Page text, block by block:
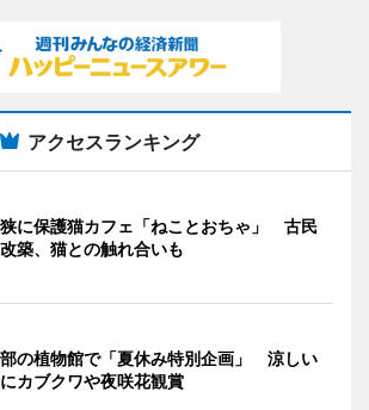
アクセスランキング
に保護猫カフェ「ねことおちゃ」 古民
築、猫との触れ合いも
の植物館で「夏休み特別企画」 涼しい
カブクワや夜咲花観賞